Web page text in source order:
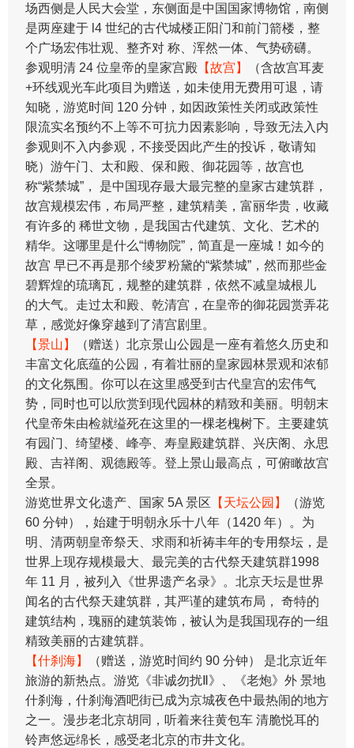
场西侧是人民大会堂，东侧面是中国国家博物馆，南侧
是两座建于 l4 世纪的古代城楼正阳门和前门箭楼，整
个广场宏伟壮观、整齐对 称、浑然一体、气势磅礴。
​参观明清 24 位皇帝的皇家宫殿 【故宫】
（含故宫耳麦
+环线观光车此项目为赠送，如未使用无费用可退，请
知晓，游览时间 120 分钟，如因政策性关闭或政策性
限流实名预约不上等不可抗力因素影响，导致无法入内
参观则不入内参观，不接受因此产生的投诉，敬请知
晓）游午门、太和殿、保和殿、御花园等，故宫也
称“紫禁城”， 是中国现存最大最完整的皇家古建筑群，
故宫规模宏伟，布局严整，建筑精美，富丽华贵，收藏
有许多的 稀世文物，是我国古代建筑、文化、艺术的
精华。这哪里是什么“博物院”，简直是一座城！如今的
故宫 早已不再是那个绫罗粉黛的“紫禁城”，然而那些金
碧辉煌的琉璃瓦，规整的建筑群，依然不减皇城根儿
的大气。走过太和殿、乾清宫，在皇帝的御花园赏弄花
草，感觉好像穿越到了清宫剧里。
【景山】
（赠送）北京景山公园是一座有着悠久历史和
丰富文化底蕴的公园，有着壮丽的皇家园林景观和浓郁
的文化氛围。你可以在这里感受到古代皇宫的宏伟气
势，同时也可以欣赏到现代园林的精致和美丽。明朝末
代皇帝朱由检就缢死在这里的一棵老槐树下。主要建筑
有园门、绮望楼、峰亭、寿皇殿建筑群、兴庆阁、永思
殿、吉祥阁、观德殿等。登上景山最高点，可俯瞰故宫
全景。
游览世界文化遗产、国家 5A 景区 【天坛公园】
（游览
60 分钟），始建于明朝永乐十八年（1420 年）。为
明、清两朝皇帝祭天、求雨和祈祷丰年的专用祭坛，是
世界上现存规模最大、最完美的古代祭天建筑群1998
年 11 月，被列入《世界遗产名录》。北京天坛是世界
闻名的古代祭天建筑群，其严谨的建筑布局， 奇特的
建筑结构，瑰丽的建筑装饰，被认为是我国现存的一组
精致美丽的古建筑群。
【什刹海】
（赠送，游览时间约 90 分钟） 是北京近年
旅游的新热点。游览《非诚勿扰Ⅱ》、《老炮》外 景地
什刹海，什刹海酒吧街已成为京城夜色中最热闹的地方
之一。漫步老北京胡同，听着来往黄包车 清脆悦耳的
铃声悠远绵长，感受老北京的市井文化。